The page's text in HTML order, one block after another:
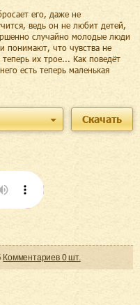
его, даже не
ведь он не любит детей,
случайно молодые люди
понимают, что чувства не
их трое... Как поведёт
есть теперь маленькая
Скачать
Комментариев 0шт.